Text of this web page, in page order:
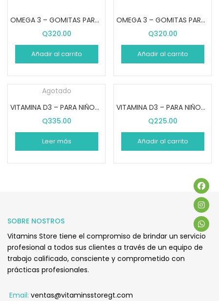
OMEGA 3 – GOMITAS PARA NIÑOS (36 GOMITAS)
Q320.00
Añadir al carrito
OMEGA 3 – GOMITAS PARA NIÑOS (60 GOMITAS)
Q320.00
Añadir al carrito
Agotado
VITAMINA D3 – PARA NIÑOS (120 GOMITAS)
Q335.00
Leer más
VITAMINA D3 – PARA NIÑOS (60 GOMITAS)
Q225.00
Añadir al carrito
SOBRE NOSTROS
Vitamins Store tiene el compromiso de brindar un servicio
profesional a todos sus clientes a través de un equipo de
trabajo calificado, consciente y comprometido con
prácticas profesionales.
Email: ventas@vitaminsstoregt.com